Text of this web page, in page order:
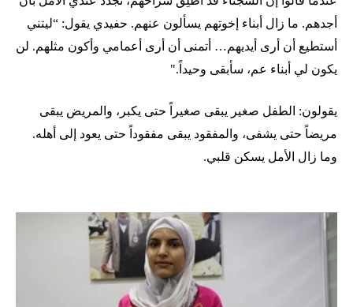
أجدهم. ما زال أبناء إخوتهم يسألون عنهم. حفيدي يقول: “ليتني
أستطيع أن أرى أيديهم… أتمنى أن أرى أعمامي وأكون مثلهم. لن
يكون لي أبناء عم، سأبقى وحيداً."
يقولون: الطفل صغير يبقى صغيراً حتى يكبر، والمريض يبقى
مريضاً حتى يشفى، والمفقود يبقى مفقوداً حتى يعود إلى أهله.
وما زال الأمل يسكن قلبي.